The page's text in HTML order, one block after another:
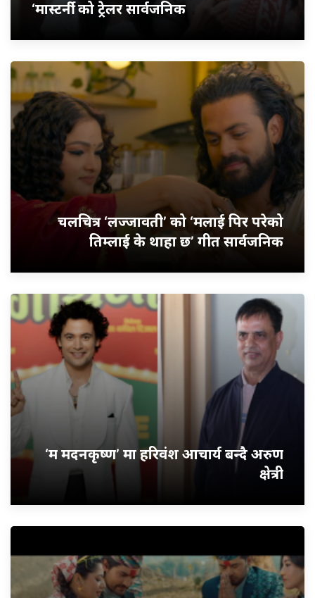
‘मास्टर्नी’ को ट्रेलर सार्वजनिक
चलचित्र ‘लज्जावती’ को ‘मलाई पिर परेको
तिम्लाई के थाहा छ’ गीत सार्वजनिक
‘म मदनकृष्ण’ मा हरिवंश आचार्य बन्दै अरुण
क्षेत्री